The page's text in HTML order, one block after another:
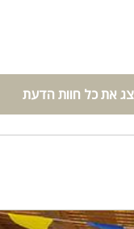
את כל חוות הדעת